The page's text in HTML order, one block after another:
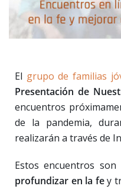
El grupo de familias
Presentación de
encuentros
de la pandemia,
realizarán a través de
Estos encuentros
profundizar en la fey